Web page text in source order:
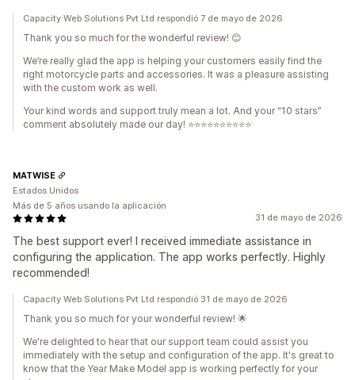
Capacity Web Solutions Pvt Ltd respondió 7 de mayo de 2026
Thank you so much for the wonderful review! 😊
We’re really glad the app is helping your customers easily find the
right motorcycle parts and accessories. It was a pleasure assisting
with the custom work as well.
Your kind words and support truly mean a lot. And your “10 stars”
comment absolutely made our day! ⭐⭐⭐⭐⭐⭐⭐⭐⭐⭐
31 de mayo de 2026
The best support ever! I received immediate assistance in
configuring the application. The app works perfectly. Highly
recommended!
MATWISE
Estados Unidos
Más de 5 años usando la aplicación
Capacity Web Solutions Pvt Ltd respondió 31 de mayo de 2026
Thank you so much for your wonderful review! 🌟
We're delighted to hear that our support team could assist you
immediately with the setup and configuration of the app. It's great to
know that the Year Make Model app is working perfectly for your